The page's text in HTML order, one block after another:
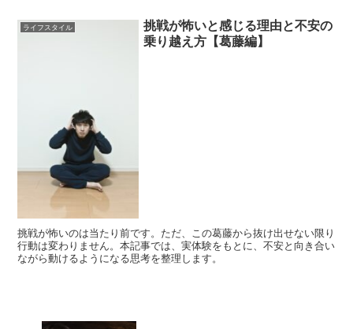
ライフスタイル
挑戦が怖いと感じる理由と不安の
乗り越え方【葛藤編】
挑戦が怖いのは当たり前です。ただ、この葛藤から抜け出せない限り
行動は変わりません。本記事では、実体験をもとに、不安と向き合い
ながら動けるようになる思考を整理します。